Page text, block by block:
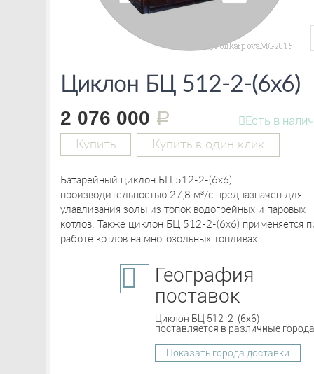
Циклон БЦ 512-2-(6x6)
2 076 000 руб. Есть в
Купить Купить в один клик
Батарейный циклон БЦ 512-2-(6x6)
производительностью 27,8 м³/с предназначен для
улавливания золы из топок водогрейных и паровых
котлов. Также циклон БЦ 512-2-(6x6) применяется
работе котлов на многозольных топливах.
География
поставок
Циклон БЦ 512-2-(6x6)
поставляется в различные
Показать города доставки